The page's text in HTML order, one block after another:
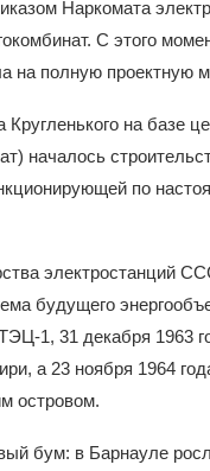
Наркомата
С этого
на полную проектную
Кругленького на
началось
по
электростанций
будущего
1, 31 декабря 1963
а 23 ноября 1964
островом.
бум: в Барнауле